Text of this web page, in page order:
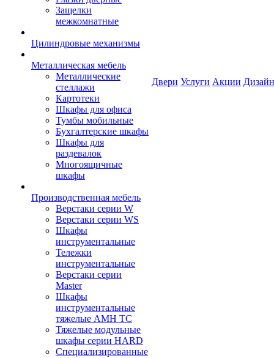
Защелки
межкомнатные
Цилиндровые механизмы
Металлическая мебель
Металлические
стеллажи
Картотеки
Шкафы для офиса
Тумбы мобильные
Бухгалтерские шкафы
Шкафы для
раздевалок
Многоящичные
шкафы
Производственная мебель
Верстаки серии W
Верстаки серии WS
Шкафы
инструментальные
Тележки
инструментальные
Верстаки серии
Master
Шкафы
инструментальные
тяжелые AMH TC
Тяжелые модульные
шкафы серии HARD
Cпециализированные
Двери Услуги Акции